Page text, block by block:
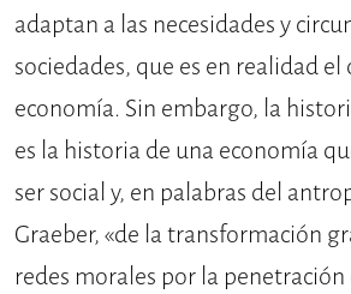
adaptan a las necesidades y
sociedades, que es en realidad
economía. Sin embargo, la
es la historia de una economía
ser social y, en palabras del
Graeber, «de la transformación
redes morales por la